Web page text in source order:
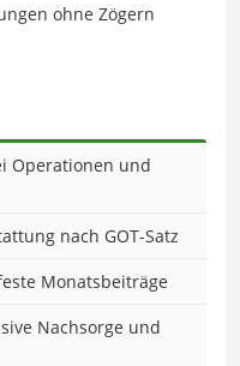
ohne Zögern
Operationen und
nach GOT-Satz
Monatsbeiträge
Nachsorge und